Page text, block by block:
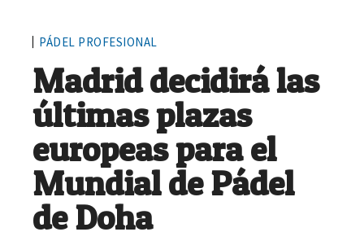
PÁDEL PROFESIONAL
Madrid decidirá las
últimas plazas
europeas para el
Mundial de Pádel
de Doha